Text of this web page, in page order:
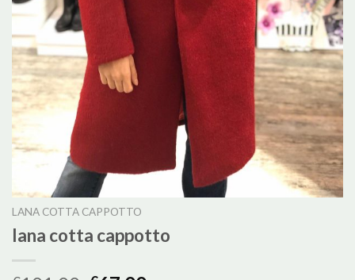
LANA COTTA CAPPOTTO
lana cotta cappotto